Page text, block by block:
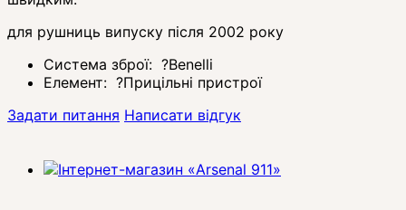
для рушниць випуску після 2002 року
Система зброї: ?Benelli
Елемент: ?Прицільні пристрої
Задати питання Написати відгук